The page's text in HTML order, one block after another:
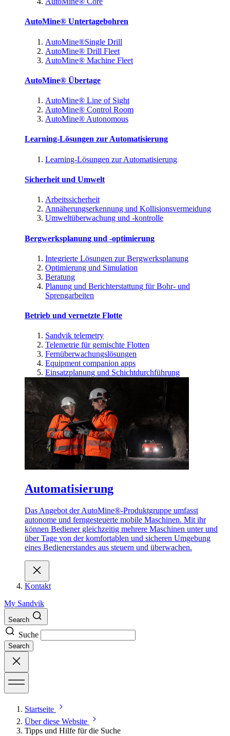
AutoMine® Untertagebohren
AutoMine®Single Drill
AutoMine® Drill Fleet
AutoMine® Machine Fleet
AutoMine® Übertage
AutoMine® Line of Sight
AutoMine® Control Room
AutoMine® Autonomous
Learning-Lösungen zur Automatisierung
Learning-Lösungen zur Automatisierung
Sicherheit und Umwelt
Arbeitssicherheit
Annäherungserkennung und Kollisionsvermeidung
Umweltüberwachung und -kontrolle
Bergwerksplanung und -optimierung
Integrierte Lösungen zur Bergwerksplanung
Optimierung und Simulation
Beratung
Planung und Berichterstattung für Bohr- und
Sprengarbeiten
Betrieb und vernetzte Flotte
Sandvik telemetry
Telemetrie für gemischte Flotten
Fernüberwachungslösungen
Equipment companion apps
Einsatzplanung und Schichtdurchführung
Automatisierung
Das Angebot der AutoMine®-Produktgruppe umfasst
autonome und ferngesteuerte mobile Maschinen. Mit ihr
können Bediener gleichzeitig mehrere Maschinen unter und
über Tage von der komfortablen und sicheren Umgebung
eines Bedienerstandes aus steuern und überwachen.
Kontakt
My Sandvik
Search
Suche
Search
Startseite
Über diese Website
Tipps und Hilfe für die Suche